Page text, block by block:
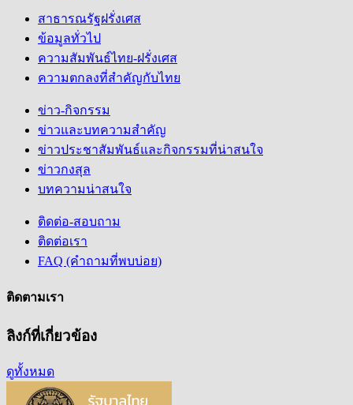
สาธารณรัฐฝรั่งเศส
ข้อมูลทั่วไป
ความสัมพันธ์ไทย-ฝรั่งเศส
ความตกลงที่สำคัญกับไทย
ข่าว-กิจกรรม
ข่าวและบทความสำคัญ
ข่าวประชาสัมพันธ์และกิจกรรมที่น่าสนใจ
ข่าวกงสุล
บทความน่าสนใจ
ติดต่อ-สอบถาม
ติดต่อเรา
FAQ (คำถามที่พบบ่อย)
ติดตามเรา
ลิงก์ที่เกี่ยวข้อง
ดูทั้งหมด